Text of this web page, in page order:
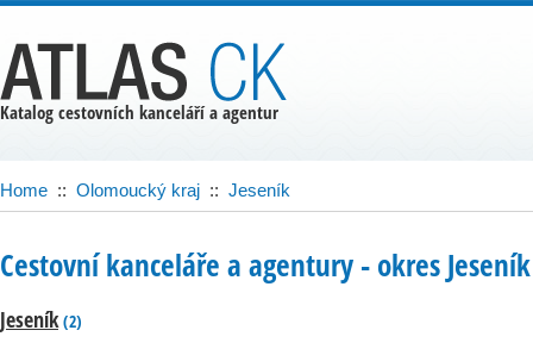
Home :: Olomoucký kraj :: Jeseník
Cestovní kanceláře a agentury ‐ okres Jeseník
Jeseník (2)
Katalog cestovních kanceláří a agentur